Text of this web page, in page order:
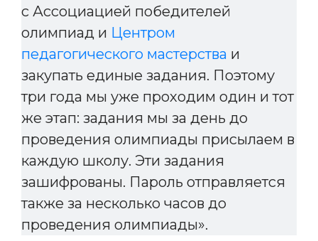
с Ассоциацией победителей
олимпиад и Центром
педагогического мастерства и
закупать единые задания. Поэтому
три года мы уже проходим один и тот
же этап: задания мы за день до
проведения олимпиады присылаем в
каждую школу. Эти задания
зашифрованы. Пароль отправляется
также за несколько часов до
проведения олимпиады».